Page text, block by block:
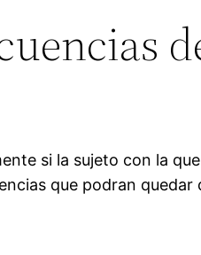
si la sujeto con la
que podran quedar